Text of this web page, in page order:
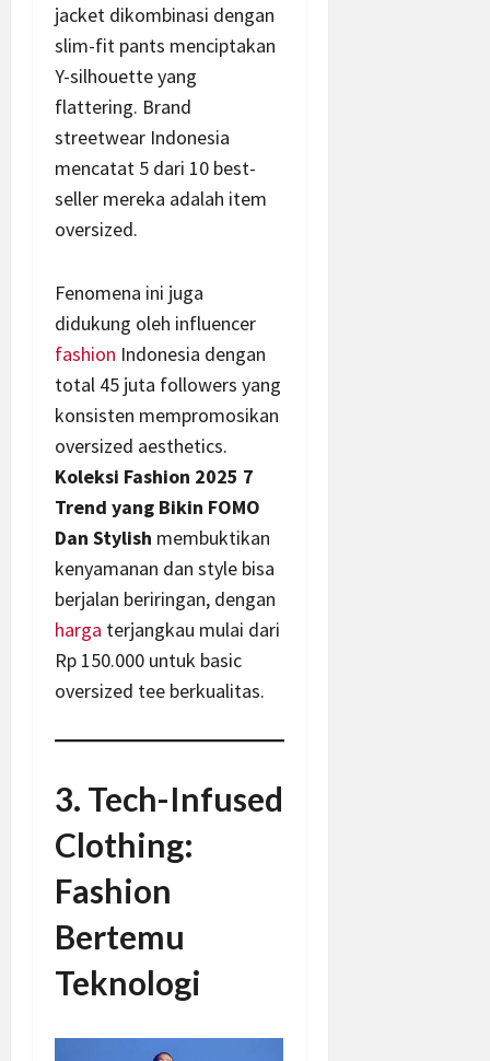
jacket dikombinasi dengan
slim-fit pants menciptakan
Y-silhouette yang
flattering. Brand
streetwear Indonesia
mencatat 5 dari 10 best-
seller mereka adalah item
oversized.
Fenomena ini juga
didukung oleh influencer
fashion Indonesia dengan
total 45 juta followers yang
konsisten mempromosikan
oversized aesthetics.
Koleksi Fashion 2025 7
Trend yang Bikin FOMO
Dan Stylish membuktikan
kenyamanan dan style bisa
berjalan beriringan, dengan
harga terjangkau mulai dari
Rp 150.000 untuk basic
oversized tee berkualitas.
3. Tech-Infused
Clothing:
Fashion
Bertemu
Teknologi